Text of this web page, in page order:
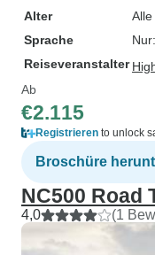
Alter
Sprache
Reiseveranstalter
Ab
€2.115
Registrieren to unlock
Broschüre
NC500 Road
4,0 (1